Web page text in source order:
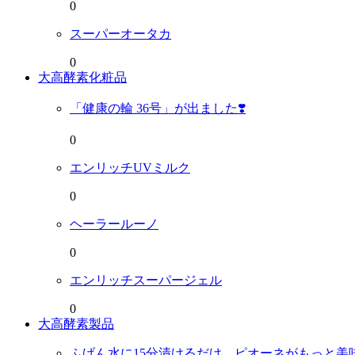
0
スーパーオータカ
0
大高酵素化粧品
「健康の輪 36号」が出ました❣️
0
エンリッチUVミルク
0
ヘーラールーノ
0
エンリッチスーパージェル
0
大高酵素製品